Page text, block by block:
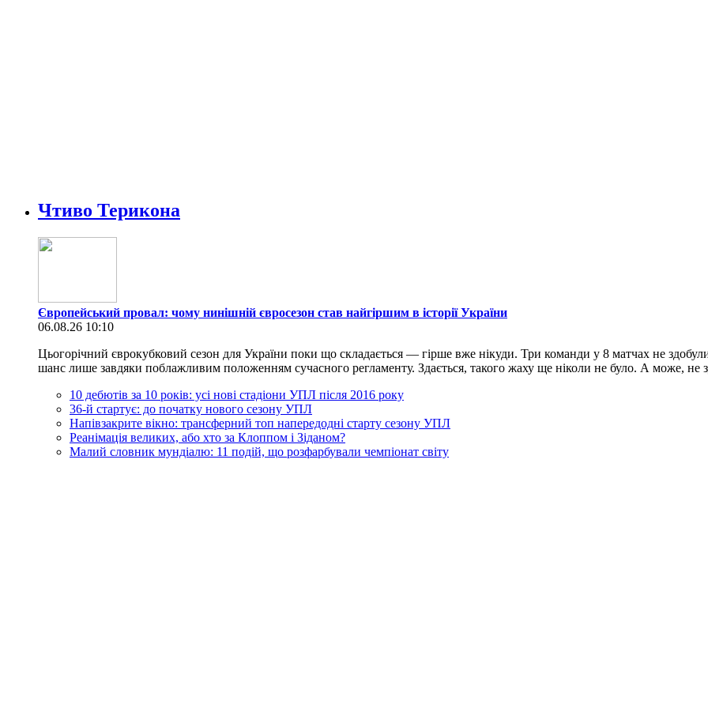
Чтиво Терикона
Європейський провал: чому нинішній євросезон став найгіршим в історії України
06.08.26 10:10
Цьогорічний єврокубковий сезон для України поки що складається — гірше вже нікуди. Три команди у 8 матчах не
шанс лише завдяки поблажливим положенням сучасного регламенту. Здається, такого жаху ще ніколи не було. А може, не
10 дебютів за 10 років: усі нові стадіони УПЛ після 2016 року
36-й стартує: до початку нового сезону УПЛ
Напівзакрите вікно: трансферний топ напередодні старту сезону УПЛ
Реанімація великих, або хто за Клоппом і Зіданом?
Малий словник мундіалю: 11 подій, що розфарбували чемпіонат світу